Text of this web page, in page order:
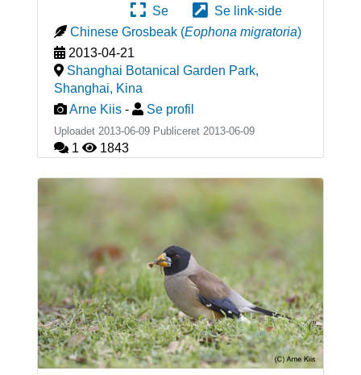
Se
Se link-side
Chinese Grosbeak (Eophona migratoria)
2013-04-21
Shanghai Botanical Garden Park,
Shanghai, Kina
Arne Kiis - Se profil
Uploadet 2013-06-09 Publiceret 2013-06-09
1 1843